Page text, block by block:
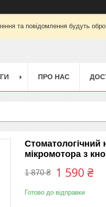
та повідомлення будуть
ПРО НАС
Стоматологічний
мікромотора з
1 870 ₴ 1 590 ₴
Готово до відправки